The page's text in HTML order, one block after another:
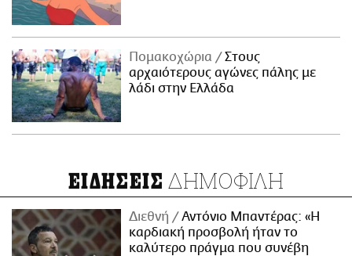
Πομακοχώρια
Στους
αρχαιότερους αγώνες πάλης με
λάδι στην Ελλάδα
ΕΙΔΗΣΕΙΣ ΔΗΜΟΦΙΛΗ
Διεθνή
Αντόνιο Μπαντέρας: «Η
καρδιακή προσβολή ήταν το
καλύτερο πράγμα που συνέβη